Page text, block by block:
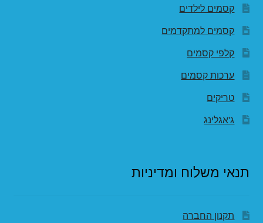
קסמים לילדים
קסמים למתקדמים
קלפי קסמים
ערכות קסמים
טריקים
ג'אגלינג
תנאי משלוח ומדיניות
תקנון החברה